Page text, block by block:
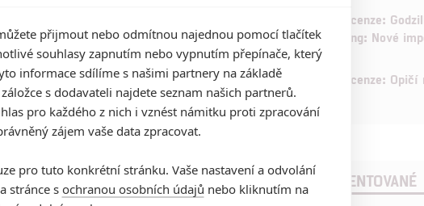
6
Recenze:
Kong: Nové
8 Recenze: Opičí
POSLEDNÍ KOMENTOVANÉ
přijmout nebo odmítnou najednou pomocí tlačítek
souhlasy zapnutím nebo vypnutím přepínače, který
informace sdílíme s našimi partnery na základě
s dodavateli najdete seznam našich partnerů.
pro každého z nich i vznést námitku proti zpracování
zájem vaše data zpracovat.
pro tuto konkrétní stránku. Vaše nastavení a odvolání
stránce s ochranou osobních údajů nebo kliknutím na